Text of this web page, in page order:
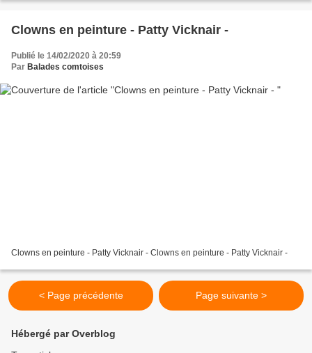
Clowns en peinture - Patty Vicknair -
Publié le 14/02/2020 à 20:59
Par Balades comtoises
Clowns en peinture - Patty Vicknair - Clowns en peinture - Patty Vicknair -
< Page précédente Page suivante >
Hébergé par Overblog